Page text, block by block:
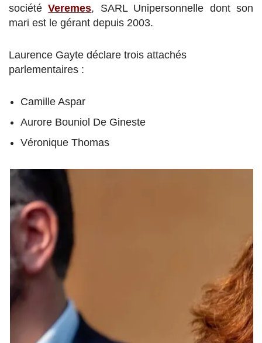
sociétéVeremes, SARL Unipersonnelle dont son
mari est le gérant depuis 2003.
Laurence Gayte déclare trois attachés
parlementaires :
Camille Aspar
Aurore Bouniol De Gineste
Véronique Thomas